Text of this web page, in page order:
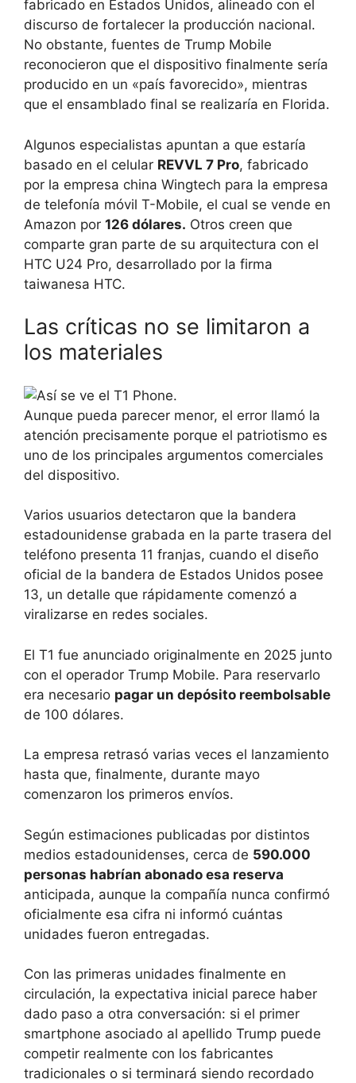
fabricado en Estados Unidos, alineado con el
discurso de fortalecer la producción nacional.
No obstante, fuentes de Trump Mobile
reconocieron que el dispositivo finalmente sería
producido en un «país favorecido», mientras
que el ensamblado final se realizaría en Florida.
Algunos especialistas apuntan a que estaría
basado en el celular REVVL 7 Pro, fabricado
por la empresa china Wingtech para la empresa
de telefonía móvil T-Mobile, el cual se vende en
Amazon por 126 dólares. Otros creen que
comparte gran parte de su arquitectura con el
HTC U24 Pro, desarrollado por la firma
taiwanesa HTC.
Las críticas no se limitaron a
los materiales
Aunque pueda parecer menor, el error llamó la
atención precisamente porque el patriotismo es
uno de los principales argumentos comerciales
del dispositivo.
Varios usuarios detectaron que la bandera
estadounidense grabada en la parte trasera del
teléfono presenta 11 franjas, cuando el diseño
oficial de la bandera de Estados Unidos posee
13, un detalle que rápidamente comenzó a
viralizarse en redes sociales.
El T1 fue anunciado originalmente en 2025 junto
con el operador Trump Mobile. Para reservarlo
era necesario pagar un depósito reembolsable
de 100 dólares.
La empresa retrasó varias veces el lanzamiento
hasta que, finalmente, durante mayo
comenzaron los primeros envíos.
Según estimaciones publicadas por distintos
medios estadounidenses, cerca de 590.000
personas habrían abonado esa reserva
anticipada, aunque la compañía nunca confirmó
oficialmente esa cifra ni informó cuántas
unidades fueron entregadas.
Con las primeras unidades finalmente en
circulación, la expectativa inicial parece haber
dado paso a otra conversación: si el primer
smartphone asociado al apellido Trump puede
competir realmente con los fabricantes
tradicionales o si terminará siendo recordado